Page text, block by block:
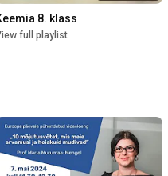
8. klass
full playlist